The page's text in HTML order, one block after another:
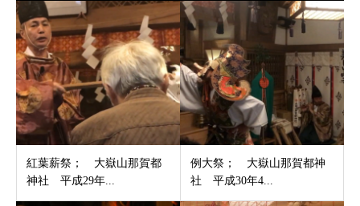
紅葉薪祭； 大嶽山那賀都
神社 平成29年...
例大祭； 大嶽山那賀都神
社 平成30年4...